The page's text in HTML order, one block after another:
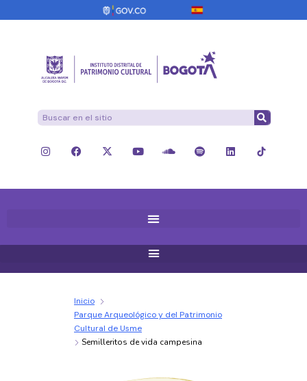
Inicio
Parque Arqueológico y del Patrimonio
Cultural de Usme
Semilleritos de vida campesina